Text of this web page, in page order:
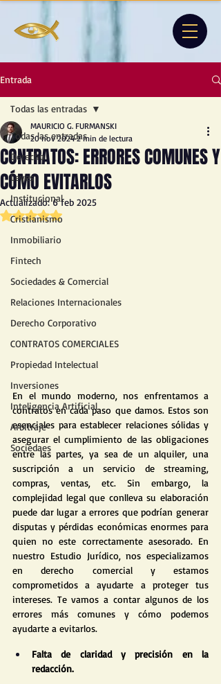
Entrada
Todas las entradas
Derecho
Leyes
Institucional
Cristianismo
Inmobiliario
Fintech
Sociedades & Comercial
Relaciones Internacionales
Derecho Corporativo
CONTRATOS COMERCIALES
Propiedad Intelectual
Inversiones
Inteligencia Artificial
Arbitraje
Sociedaes
Todas las entradas
CONTRATOS: ERRORES COMUNES Y
CÓMO EVITARLOS
MAURICIO G. FURMANSKI
20 nov 2024 2 min de lectura
Actualizado:6 feb 2025
Obtuvo NaN de 5 estrellas.
En el mundo moderno, nos enfrentamos a
contratos en cada paso que damos. Estos son
esenciales para establecer relaciones sólidas y
asegurar el cumplimiento de las obligaciones
entre las partes, ya sea de un alquiler, una
suscripción a un servicio de streaming,
compras, ventas, etc. Sin embargo, la
complejidad legal que conlleva su elaboración
puede dar lugar a errores que podrían generar
disputas y pérdidas económicas enormes para
quien no este correctamente asesorado. En
nuestro Estudio Jurídico, nos especializamos
en derecho comercial y estamos
comprometidos a ayudarte a proteger tus
intereses. Te vamos a contar algunos de los
errores más comunes y cómo podemos
ayudarte a evitarlos.
Falta de claridad y precisión en la
redacción.